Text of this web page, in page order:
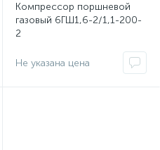
Компрессор поршневой
газовый 6ГШ1,6-2/1,1-200-
2
Не указана цена